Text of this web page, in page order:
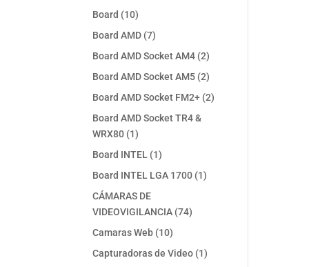
producto
Board 1010
productos
Board AMD 77
productos
Board AMD Socket AM4 22
productos
Board AMD Socket AM5 22
productos
Board AMD Socket FM2+ 22
Board AMD Socket TR4 &
WRX80 11
producto
Board INTEL 11
producto
Board INTEL LGA 1700 11
CÁMARAS DE
VIDEOVIGILANCIA 7474
Camaras Web 1010
productos
Capturadoras de Video 11